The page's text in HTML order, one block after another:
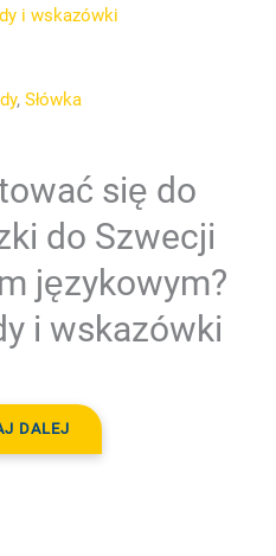
, Słówka
się do
do Szwecji
językowym?
i wskazówki
DALEJ